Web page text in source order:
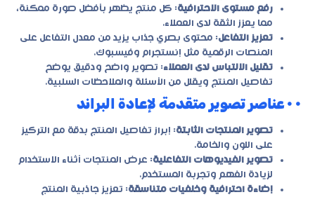
رفع مستوى الاحترافية: كل منتج يظهر بأفضل صورة ممكنة،
مما يعزز الثقة لدى العملاء.
تعزيز التفاعل: محتوى بصري جذاب يزيد من معدل التفاعل على
المنصات الرقمية مثل إنستجرام وفيسبوك.
تقليل الالتباس لدى العملاء: تصوير واضح ودقيق يوضح
تفاصيل المنتج ويقلل من الأسئلة والملاحظات السلبية.
• • عناصر تصوير متقدمة لإعادة البراند
تصوير المنتجات الثابتة: إبراز تفاصيل المنتج بدقة مع التركيز
على اللون والخامة.
تصوير الفيديوهات التفاعلية: عرض المنتجات أثناء الاستخدام
لزيادة الفهم وتجربة المستخدم.
إضاءة احترافية وخلفيات متناسقة: تعزيز جاذبية المنتج